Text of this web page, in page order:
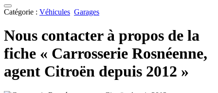
Catégorie : Véhicules Garages
Nous contacter à propos de la
fiche « Carrosserie Rosnéenne,
agent Citroën depuis 2012 »